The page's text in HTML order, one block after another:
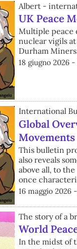
Albert -
UK Peace
Multiple peace
nuclear vigils
Durham
18 giugno 2026
International
Global
Movements
This bulletin
also reveals
above all, to
once
16 maggio 2026
The story of a
World
In the midst of